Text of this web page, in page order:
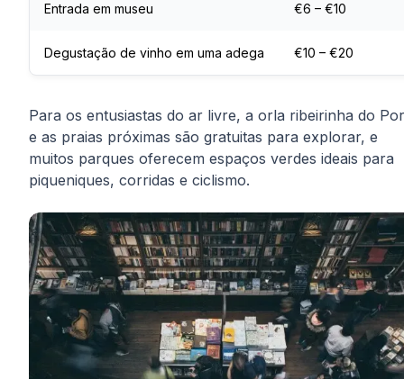
Entrada em museu €6 – €10
Degustação de vinho em uma adega €10 – €20
Para os entusiastas do ar livre, a orla ribeirinha do
e as praias próximas são gratuitas para explorar, e
muitos parques oferecem espaços verdes ideais para
piqueniques, corridas e ciclismo.